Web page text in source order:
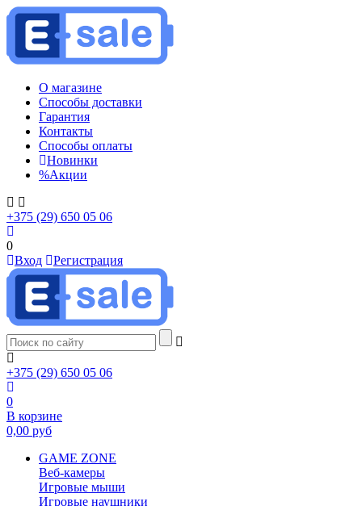
О магазине
Способы доставки
Гарантия
Контакты
Способы оплаты
Новинки
%Акции
+375 (29) 650 05 06
0
Вход
Регистрация
+375 (29) 650 05 06
0
В корзине
0,00 руб
GAME ZONE
Веб-камеры
Игровые мыши
Игровые наушники